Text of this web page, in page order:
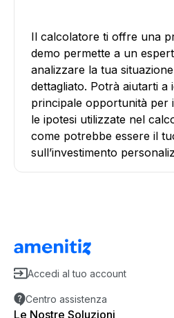
Il calcolatore ti offre una
demo permette a un
analizzare la tua
dettagliato. Potrà aiutarti a
principale opportunità per
le ipotesi utilizzate nel
come potrebbe essere il
sull’investimento
Accedi al tuo account
Centro assistenza
Le Nostre Soluzioni